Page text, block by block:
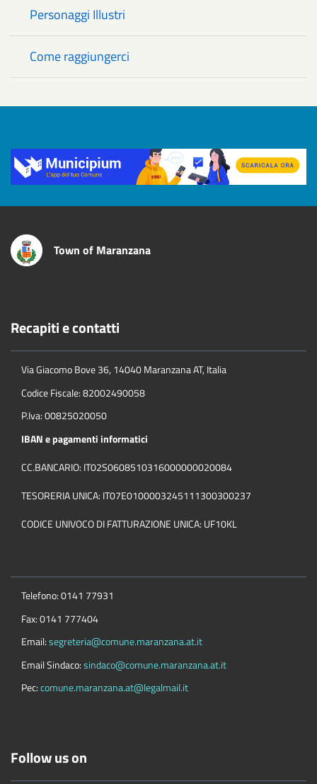
Personaggi Illustri
Come raggiungerci
Title
Town of Maranzana
Recapiti e contatti
Via Giacomo Bove 36, 14040 Maranzana AT, Italia
Codice Fiscale: 82002490058
P.Iva: 00825020050
IBAN e pagamenti informatici
CC.BANCARIO: IT02S0608510316000000020084
TESORERIA UNICA: IT07E0100003245111300300237
CODICE UNIVOCO DI FATTURAZIONE UNICA: UF10KL
Telefono: 0141 77931
Fax: 0141 777404
Email:segreteria@comune.maranzana.at.it
Email Sindaco:sindaco@comune.maranzana.at.it
Pec:comune.maranzana.at@legalmail.it
Follow us on